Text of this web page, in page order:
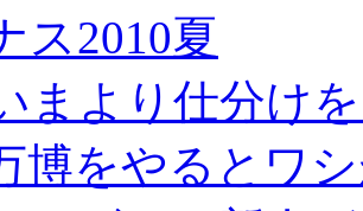
ス2010夏
まより仕分け
博をやるとワ